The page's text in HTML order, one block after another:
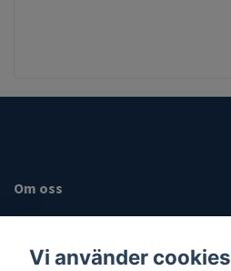
Om oss
Vi använder cookies